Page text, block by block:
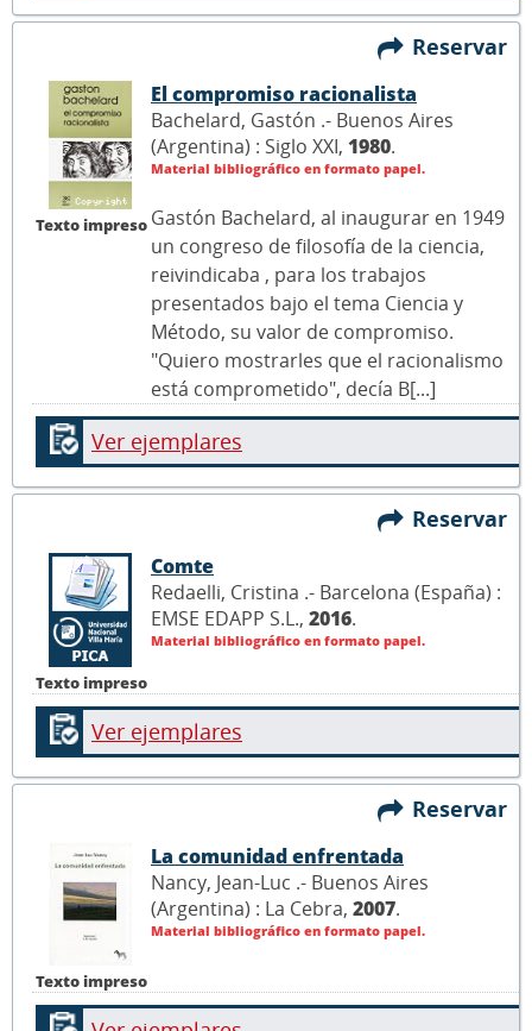
Reservar
Texto impreso
El compromiso racionalista
Bachelard, Gastón .- Buenos Aires
(Argentina) : Siglo XXI, 1980.
Material bibliográfico en formato papel.
Gastón Bachelard, al inaugurar en 1949
un congreso de filosofía de la ciencia,
reivindicaba , para los trabajos
presentados bajo el tema Ciencia y
Método, su valor de compromiso.
"Quiero mostrarles que el racionalismo
está comprometido", decía B[...]
Ver ejemplares
Reservar
Texto impreso
Comte
Redaelli, Cristina .- Barcelona (España) :
EMSE EDAPP S.L., 2016.
Material bibliográfico en formato papel.
Ver ejemplares
Reservar
Texto impreso
La comunidad enfrentada
Nancy, Jean-Luc .- Buenos Aires
(Argentina) : La Cebra, 2007.
Material bibliográfico en formato papel.